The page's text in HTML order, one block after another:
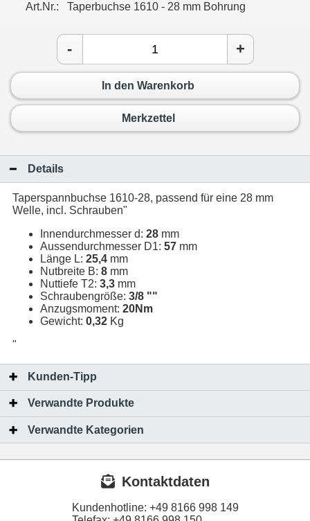
Art.Nr.: Taperbuchse 1610 - 28 mm Bohrung
- +
In den Warenkorb
Merkzettel
Details
Taperspannbuchse 1610-28, passend für eine 28 mm
Welle, incl. Schrauben"
Innendurchmesser d: 28 mm
Aussendurchmesser D1: 57 mm
Länge L: 25,4 mm
Nutbreite B: 8 mm
Nuttiefe T2: 3,3 mm
Schraubengröße: 3/8 ""
Anzugsmoment: 20Nm
Gewicht: 0,32 Kg
"
Kunden-Tipp
Verwandte Produkte
Verwandte Kategorien
Kontaktdaten
Kundenhotline: +49 8166 998 149